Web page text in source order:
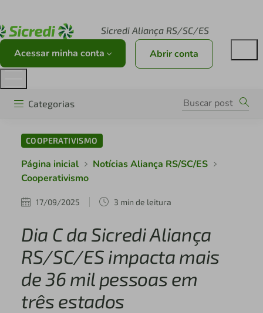
Sicredi Aliança RS/SC/ES
Acessar minha conta Abrir conta
Categorias
COOPERATIVISMO
Página inicial
Notícias Aliança RS/SC/ES
Cooperativismo
17/09/2025 3 min de leitura
Dia C da Sicredi Aliança
RS/SC/ES impacta mais
de 36 mil pessoas em
três estados